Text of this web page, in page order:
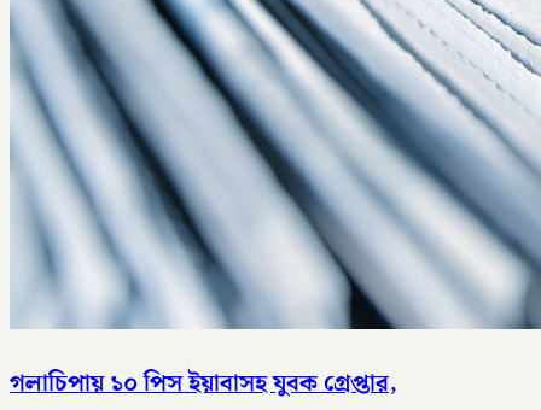
গলাচিপায় ১০ পিস ইয়াবাসহ যুবক গ্রেপ্তার,